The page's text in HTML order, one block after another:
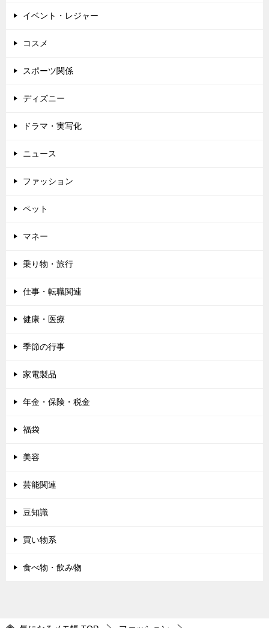
ン
イベント・レジャー
コスメ
スポーツ関係
ディズニー
ドラマ・実写化
ニュース
ファッション
ペット
マネー
乗り物・旅行
仕事・転職関連
健康・医療
季節の行事
家電製品
年金・保険・税金
福袋
美容
芸能関連
豆知識
買い物系
食べ物・飲み物